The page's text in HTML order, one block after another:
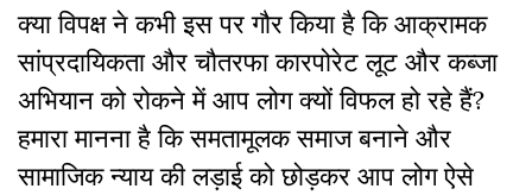
क्या विपक्ष ने कभी इस पर गौर किया है कि आक्रामक
सांप्रदायिकता और चौतरफा कारपोरेट लूट और कब्जा
अभियान को रोकने में आप लोग क्यों विफल हो रहे हैं?
हमारा मानना है कि समतामूलक समाज बनाने और
सामाजिक न्याय की लड़ाई को छोड़कर आप लोग ऐसे